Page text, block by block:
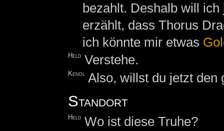
bezahlt. Deshalb will
erzählt, dass Thorus
ich könnte mir etwas
Held Verstehe.
Kendl Also, willst du jetzt den
Standort
Held Wo ist diese Truhe?